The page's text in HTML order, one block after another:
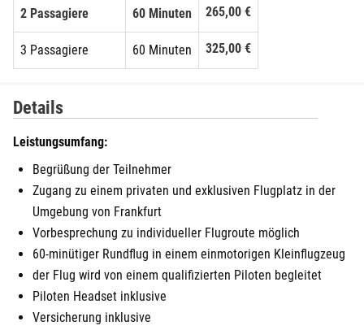
2 Passagiere 60 Minuten 265,00 €
3 Passagiere 60 Minuten 325,00 €
Details
Leistungsumfang:
Begrüßung der Teilnehmer
Zugang zu einem privaten und exklusiven Flugplatz in der
Umgebung von Frankfurt
Vorbesprechung zu individueller Flugroute möglich
60-minütiger Rundflug in einem einmotorigen Kleinflugzeug
der Flug wird von einem qualifizierten Piloten begleitet
Piloten Headset inklusive
Versicherung inklusive